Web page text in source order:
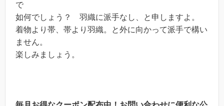
で
如何でしょう？ 羽織に派手なし、と申しますよ。
着物より帯、帯より羽織。と外に向かって派手で構い
ません。
楽しみましょう。